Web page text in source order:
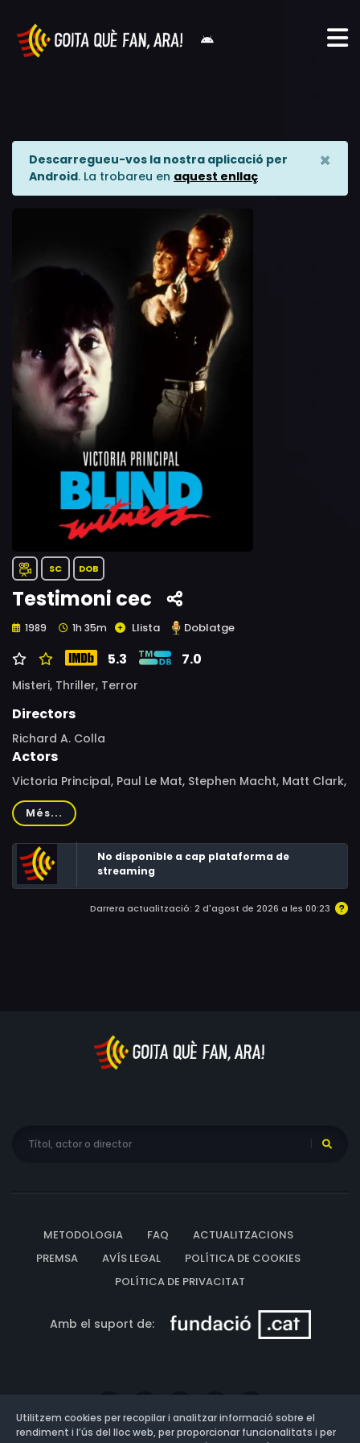
Descarregueu-vos la nostra aplicació per
Android. La trobareu en aquest enllaç
×
SC DOB
Testimoni cec
1989 1h 35m Llista Doblatge
5.3 7.0
Misteri, Thriller, Terror
Directors
Richard A. Colla
Actors
Victoria Principal, Paul Le Mat, Stephen Macht, Matt Clark,
Tim Choate, Marcia Dangerfield, Jeff Olson, Jesse
Bennett, Dennis Saylor, Russ McGinn
Més...
No disponible a cap plataforma de
streaming
Darrera actualització: 2 d'agost de 2026 a les 00:23
METODOLOGIA FAQ
ACTUALITZACIONS
PREMSA
AVÍS LEGAL
POLÍTICA DE COOKIES
POLÍTICA DE PRIVACITAT
Amb el suport de:
Utilitzem cookies per recopilar i analitzar informació sobre el
rendiment i l’ús del lloc web, per proporcionar funcionalitats i per